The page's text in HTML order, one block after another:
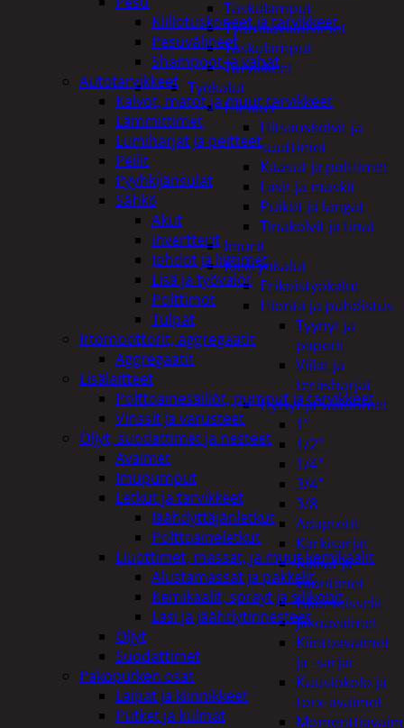
Taskulamput
Työmaavalaisimet
Taskulamput
Tarvikkeet
Työkalut
Hitsaus
Hitsauskolvit ja
suuttimet
Kaasut ja polttimet
Lasit ja maskit
Puikot ja langat
Tinakolvit ja tinat
Imurit
Käsityökalut
Erikoistyökalut
Hionta ja puhdistus
Tyynyt ja
paperit
Viilat ja
teräsharjat
Hylsyt ja vääntimet
1"
1/2"
1/4"
3/4"
3/8
Adapterit
Kärkisarjat
Räikät ja
vääntimet
Iskumeisselit
Jakoavaimet
Kiintoavaimet
ja -sarjat
Kuusiokolo ja
torx-avaimet
Kiillotuskoneet ja tarvikkeet
Pesuvälineet
Shampoot ja vahat
Autotarvikkeet
Kalvot, matot ja muut tarvikkeet
Lämmittimet
Lumiharjat ja peitteet
Peilit
Pyyhkijänsulat
Sähkö
Akut
invertterit
Johdot ja liittimet
Lisä ja työvalot
Polttimot
Tulpat
Irtomoottorit, aggregaatit
Aggregaatit
Lisälaitteet
Polttoainesäiliöt, pumput ja tarvikkeet
Vinssit ja varusteet
Öljyt, suodattimet ja nesteet
Avaimet
Imupumput
Letkut ja tarvikkeet
Jäähdyttäjänletkut
Polttoaineletkut
Liuottimet, massat, ja muut kemikaalit
Alustamassat ja pakkelit
Kemikaalit, sprayt ja silikonit
Lasi ja jäähdytinnesteet
Öljyt
Suodattimet
Pakoputken osat
Laipat ja kiinnikkeet
Putket ja kulmat